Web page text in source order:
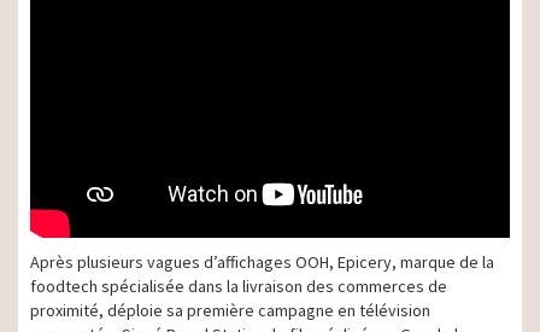
Après plusieurs vagues d’affichages OOH, Epicery, marque de la
foodtech spécialisée dans la livraison des commerces de
proximité, déploie sa première campagne en télévision